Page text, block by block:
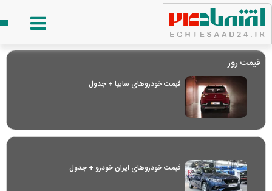
قیمت روز
قیمت خودرو‌های سایپا + جدول
قیمت خودرو‌های ایران خودرو + جدول